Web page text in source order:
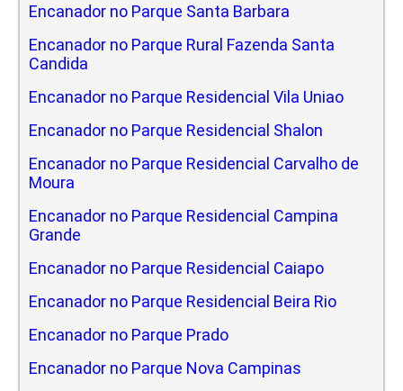
Encanador no Parque Santa Barbara
Encanador no Parque Rural Fazenda Santa
Candida
Encanador no Parque Residencial Vila Uniao
Encanador no Parque Residencial Shalon
Encanador no Parque Residencial Carvalho de
Moura
Encanador no Parque Residencial Campina
Grande
Encanador no Parque Residencial Caiapo
Encanador no Parque Residencial Beira Rio
Encanador no Parque Prado
Encanador no Parque Nova Campinas